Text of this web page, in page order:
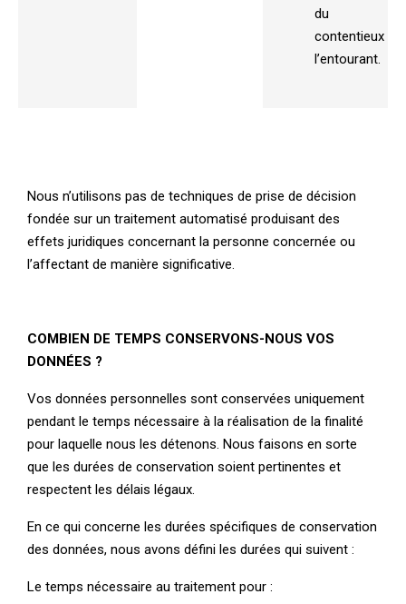
du
contentieux
l’entourant.
Nous n’utilisons pas de techniques de prise de décision
fondée sur un traitement automatisé produisant des
effets juridiques concernant la personne concernée ou
l’affectant de manière significative.
COMBIEN DE TEMPS CONSERVONS-NOUS VOS
DONNÉES ?
Vos données personnelles sont conservées uniquement
pendant le temps nécessaire à la réalisation de la finalité
pour laquelle nous les détenons. Nous faisons en sorte
que les durées de conservation soient pertinentes et
respectent les délais légaux.
En ce qui concerne les durées spécifiques de conservation
des données, nous avons défini les durées qui suivent :
Le temps nécessaire au traitement pour :